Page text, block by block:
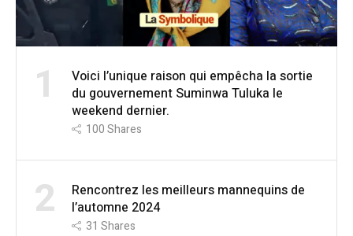
1
Voici l’unique raison qui empêcha la sortie
du gouvernement Suminwa Tuluka le
weekend dernier.
100Shares
2
Rencontrez les meilleurs mannequins de
l’automne 2024
31 Shares